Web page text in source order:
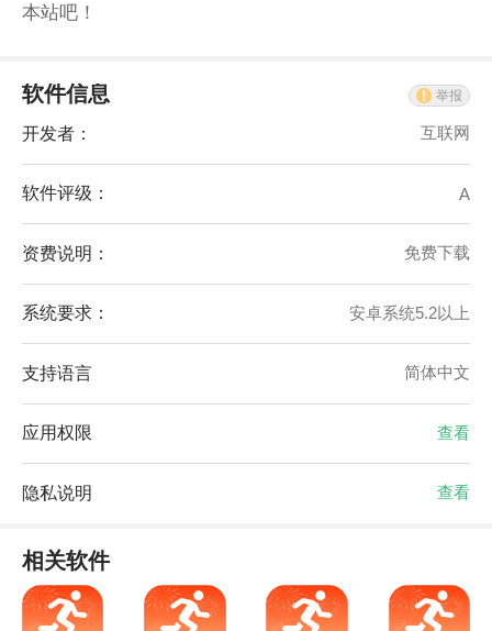
本站吧！
软件信息 举报
开发者： 互联网
软件评级： A
资费说明： 免费下载
系统要求： 安卓系统5.2以上
支持语言 简体中文
应用权限 查看
隐私说明 查看
相关软件